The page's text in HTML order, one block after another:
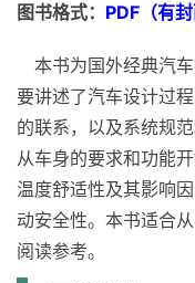
图书格式： PDF（有封
本书为国外经典汽
要讲述了汽车设计过
的联系，以及系统规
从车身的要求和功能
温度舒适性及其影响
动安全性。本书适合
阅读参考。